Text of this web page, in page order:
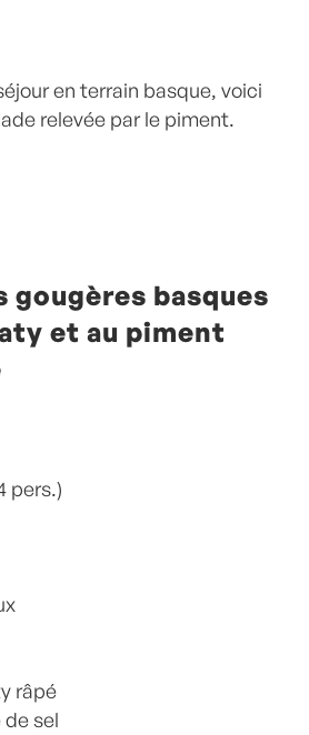
en terrain basque, voici
relevée par le piment.
gougères basques
et au piment
pers.)
râpé
de sel